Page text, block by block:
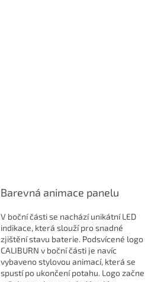
Barevná animace panelu
V boční části se nachází unikátní LED
indikace, která slouží pro snadné
zjištění stavu baterie. Podsvícené logo
CALIBURN v boční části je navíc
vybaveno stylovou animací, která se
spustí po ukončení potahu. Logo začne